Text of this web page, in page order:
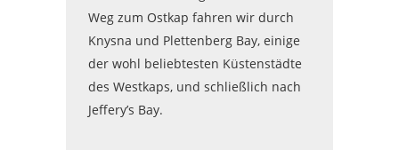
Weg zum Ostkap fahren wir durch
Knysna und Plettenberg Bay, einige
der wohl beliebtesten Küstenstädte
des Westkaps, und schließlich nach
Jeffery’s Bay.